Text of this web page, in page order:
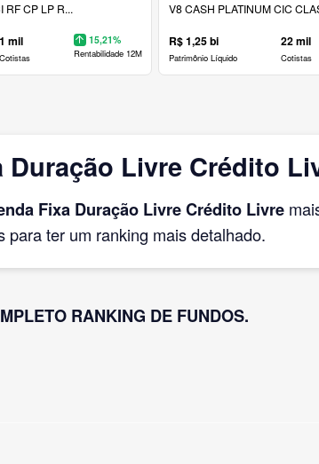
RF CP LP R...
1 mil
Cotistas
15,21%
Rentabilidade 12M
V8 CASH PLATINUM CIC
R$ 1,25 bi
Patrimônio Líquido
22 mil
Cotistas
Livre Crédito
Fixa Duração Livre Crédito Livre
ter um ranking mais detalhado.
RANKING DE FUNDOS.